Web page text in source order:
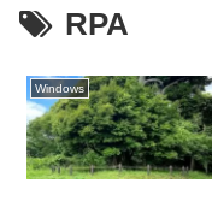
RPA
Windows